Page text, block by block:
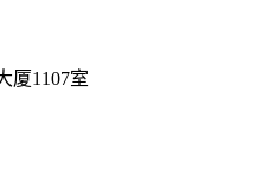
厦1107室